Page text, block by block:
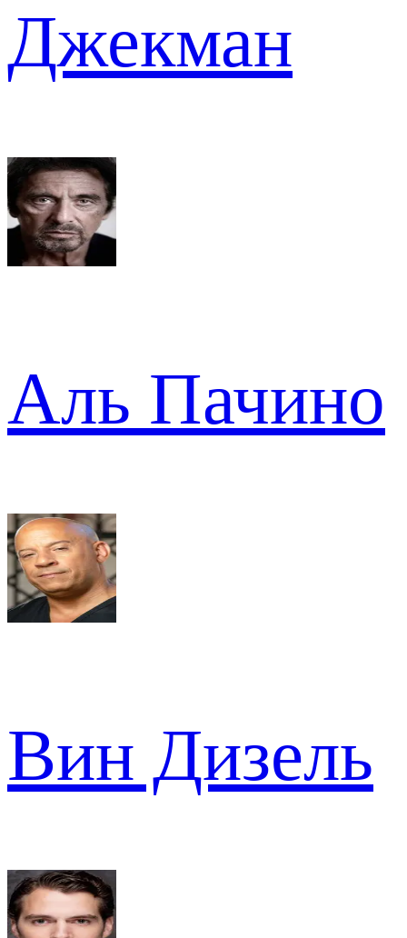
Джекман
Аль Пачино
Вин Дизель